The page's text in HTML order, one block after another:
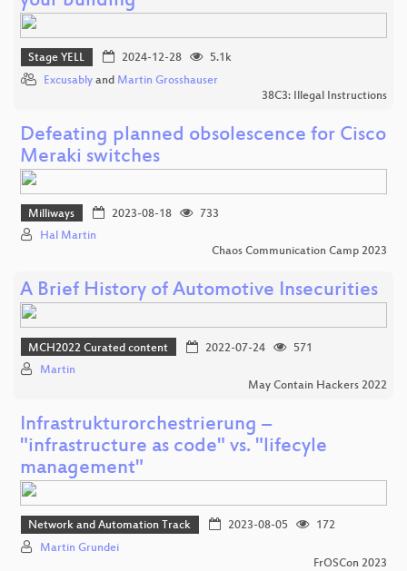
Stage YELL 2024-12-28
5.1k
Excusably and Martin Grosshauser
38C3: Illegal Instructions
Defeating planned obsolescence for Cisco
Meraki switches
Milliways 2023-08-18
733
Hal Martin
Chaos Communication Camp 2023
A Brief History of Automotive Insecurities
MCH2022 Curated content 2022-07-24
571
Martin
May Contain Hackers 2022
Infrastrukturorchestrierung –
"infrastructure as code" vs. "lifecyle
management"
Network and Automation Track 2023-08-05
172
Martin Grundei
FrOSCon 2023